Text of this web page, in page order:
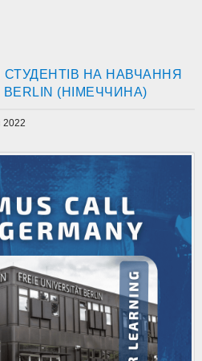
НА НАВЧАННЯ
BERLIN (НІМЕЧЧИНА)
2022